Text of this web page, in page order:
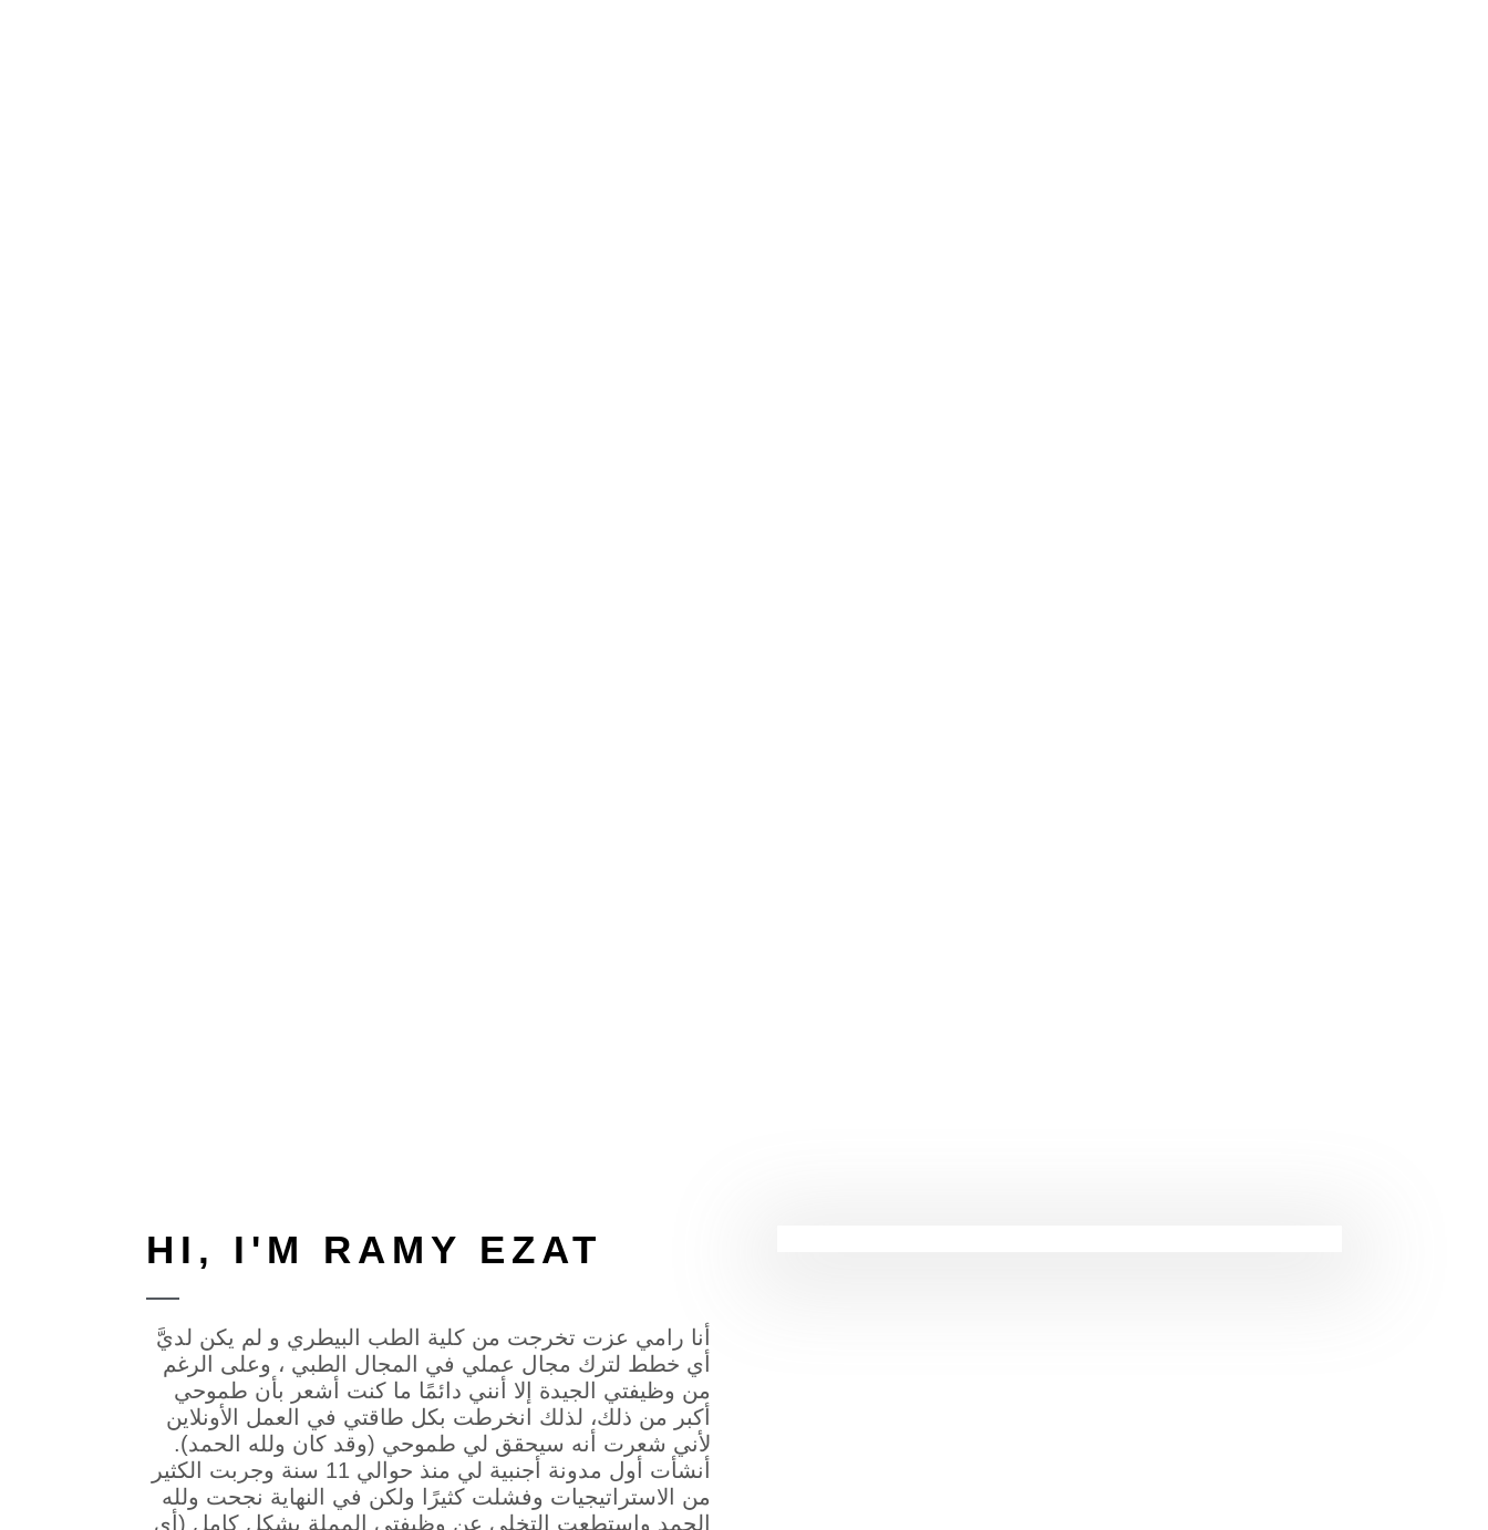
HI, I'M RAMY EZAT
أنا رامي عزت تخرجت من كلية الطب البيطري و لم يكن لديَّ
أي خطط لترك مجال عملي في المجال الطبي ، وعلى الرغم
من وظيفتي الجيدة إلا أنني دائمًا ما كنت أشعر بأن طموحي
أكبر من ذلك، لذلك انخرطت بكل طاقتي في العمل الأونلاين
لأني شعرت أنه سيحقق لي طموحي (وقد كان ولله الحمد).
أنشأت أول مدونة أجنبية لي منذ حوالي 11 سنة وجربت الكثير
من الاستراتيجيات وفشلت كثيرًا ولكن في النهاية نجحت ولله
الحمد واستطعت التخلي عن وظيفتي المملة بشكلٍ كامل (أي